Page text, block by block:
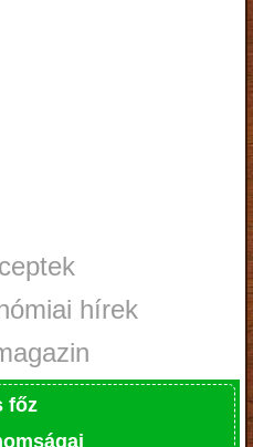
hírek
főz